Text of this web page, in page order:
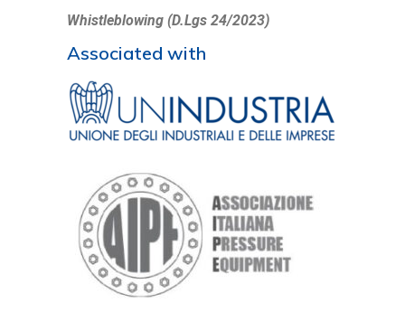
Whistleblowing (D.Lgs 24/2023)
Associated with